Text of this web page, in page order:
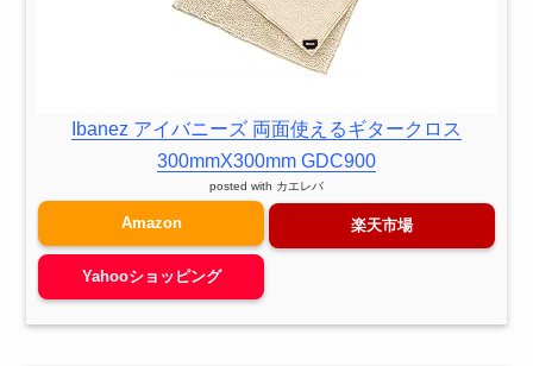
Ibanez アイバニーズ 両面使えるギタークロス
300mmX300mm GDC900
posted with カエレバ
Amazon 楽天市場
Yahooショッピング